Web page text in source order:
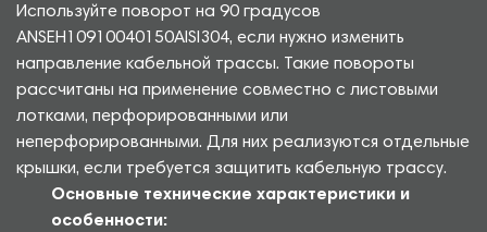
Используйте поворот на 90 градусов
ANSEH10910040150AISI304, если нужно изменить
направление кабельной трассы. Такие повороты
рассчитаны на применение совместно с листовыми
лотками, перфорированными или
неперфорированными. Для них реализуются отдельные
крышки, если требуется защитить кабельную трассу.
Основные технические характеристики и
особенности: